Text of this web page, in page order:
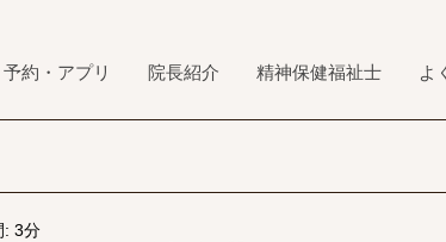
予約・アプリ 院長紹介 精神保健福祉士 よ
: 3分